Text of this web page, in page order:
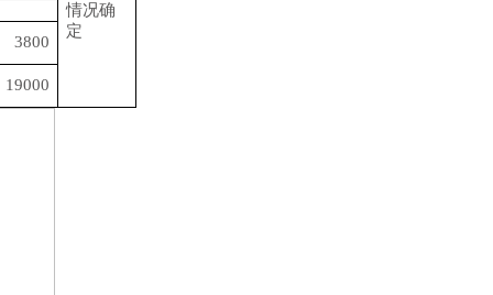
情况确
定
3800
19000